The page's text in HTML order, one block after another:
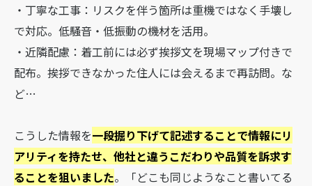
・丁寧な工事：リスクを伴う箇所は重機ではなく手壊し
で対応。低騒音・低振動の機材を活用。
・近隣配慮：着工前には必ず挨拶文を現場マップ付きで
配布。挨拶できなかった住人には会えるまで再訪問。な
ど…
こうした情報を一段掘り下げて記述することで情報にリ
アリティを持たせ、他社と違うこだわりや品質を訴求す
ることを狙いました。「どこも同じようなこと書いてる